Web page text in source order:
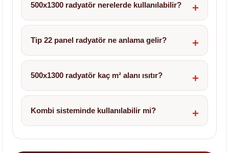
500x1300 radyatör nerelerde kullanılabilir?
Tip 22 panel radyatör ne anlama gelir?
500x1300 radyatör kaç m² alanı ısıtır?
Kombi sisteminde kullanılabilir mi?